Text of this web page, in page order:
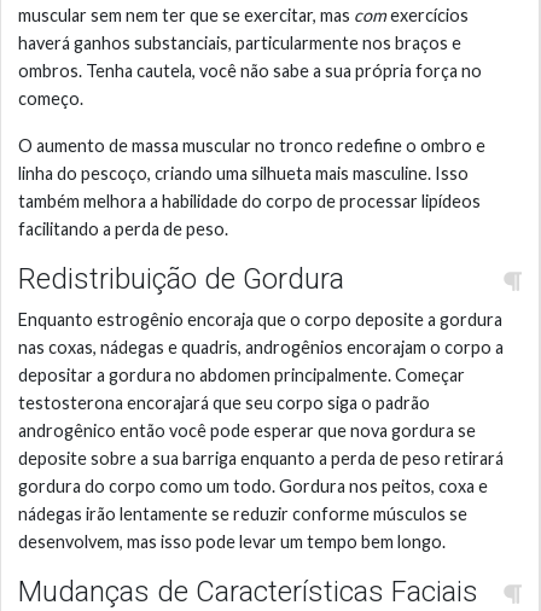
muscular sem nem ter que se exercitar, mas comexercícios
haverá ganhos substanciais, particularmente nos braços e
ombros. Tenha cautela, você não sabe a sua própria força no
começo.
O aumento de massa muscular no tronco redefine o ombro e
linha do pescoço, criando uma silhueta mais masculine. Isso
também melhora a habilidade do corpo de processar lipídeos
facilitando a perda de peso.
Redistribuição de Gordura
Enquanto estrogênio encoraja que o corpo deposite a gordura
nas coxas, nádegas e quadris, androgênios encorajam o corpo a
depositar a gordura no abdomen principalmente. Começar
testosterona encorajará que seu corpo siga o padrão
androgênico então você pode esperar que nova gordura se
deposite sobre a sua barriga enquanto a perda de peso retirará
gordura do corpo como um todo. Gordura nos peitos, coxa e
nádegas irão lentamente se reduzir conforme músculos se
desenvolvem, mas isso pode levar um tempo bem longo.
Mudanças de Características Faciais